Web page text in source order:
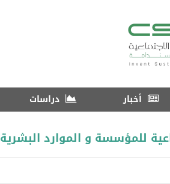
أخبار دراسات
للمؤسسة و الموارد البشرية